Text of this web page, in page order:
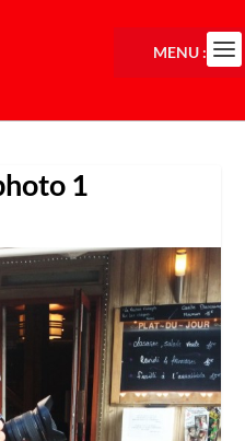
1
MENU :